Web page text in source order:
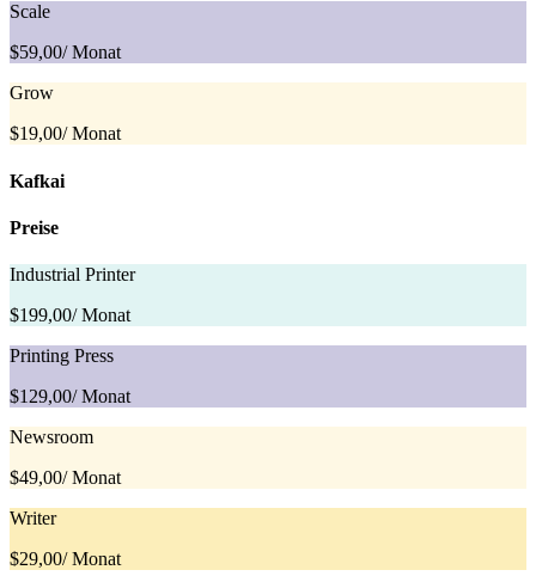
Scale
$59,00/ Monat
Grow
$19,00/ Monat
Kafkai
Preise
Industrial Printer
$199,00/ Monat
Printing Press
$129,00/ Monat
Newsroom
$49,00/ Monat
Writer
$29,00/ Monat